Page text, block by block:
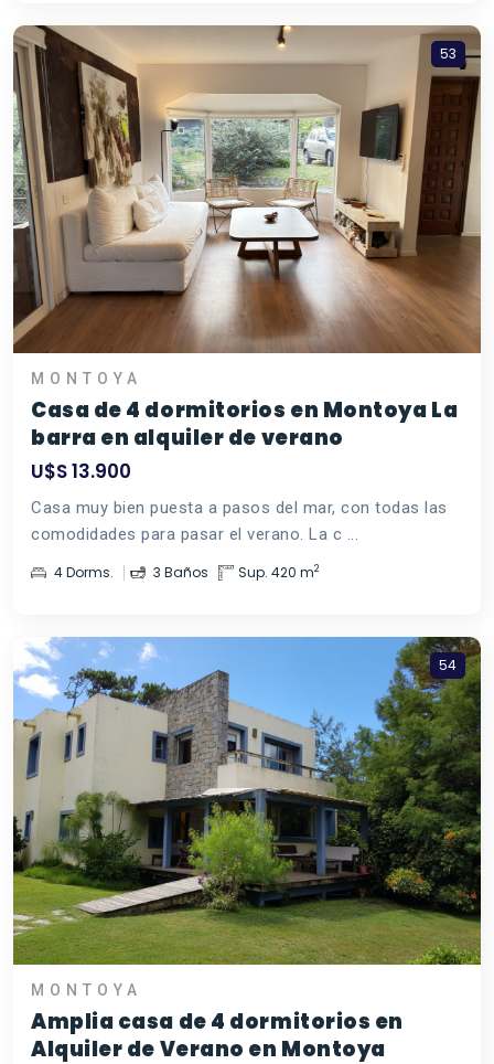
53
MONTOYA
Casa de 4 dormitorios en Montoya La
barra en alquiler de verano
U$S 13.900
Casa muy bien puesta a pasos del mar, con todas las
comodidades para pasar el verano. La c ...
4 Dorms. 3 Baños Sup. 420 m2
54
MONTOYA
Amplia casa de 4 dormitorios en
Alquiler de Verano en Montoya